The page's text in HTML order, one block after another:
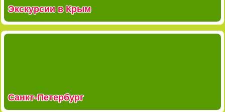
Экскурсии в Крым
Санкт-Петербург